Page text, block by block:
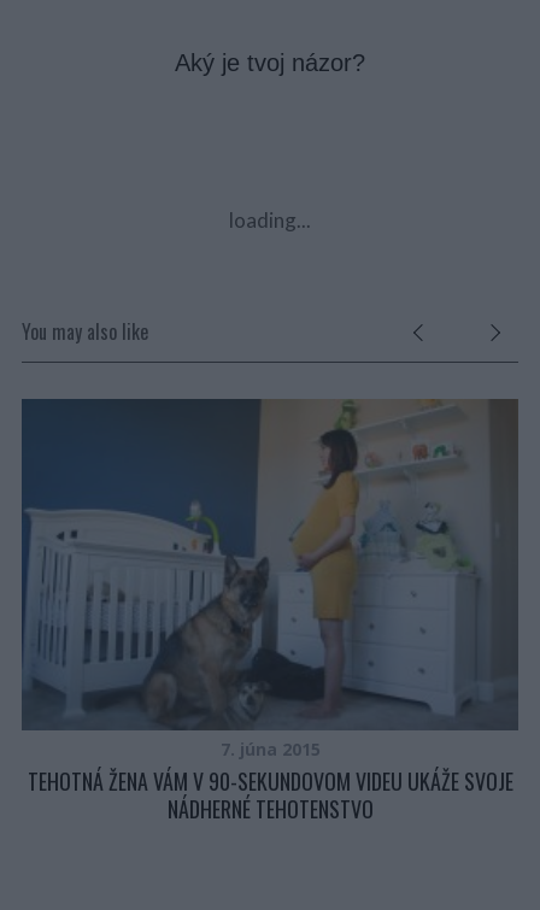
Aký je tvoj názor?
loading...
You may also like
7. júna 2015
TEHOTNÁ ŽENA VÁM V 90-SEKUNDOVOM VIDEU UKÁŽE SVOJE
NÁDHERNÉ TEHOTENSTVO